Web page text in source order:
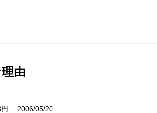
由
2006/05/20